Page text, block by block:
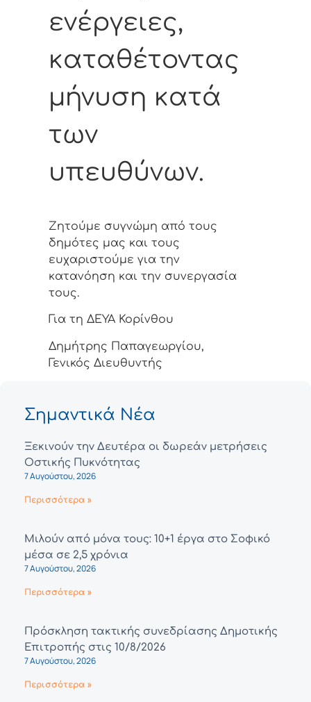
ενέργειες,
καταθέτοντας
μήνυση κατά
των
υπευθύνων.
Ζητούμε συγνώμη από τους
δημότες μας και τους
ευχαριστούμε για την
κατανόηση και την συνεργασία
τους.
Για τη ΔΕΥΑ Κορίνθου
Δημήτρης Παπαγεωργίου,
Γενικός Διευθυντής
Σημαντικά Νέα
Ξεκινούν την Δευτέρα οι δωρεάν μετρήσεις
Οστικής Πυκνότητας
7 Αυγούστου, 2026
Περισσότερα »
Μιλούν από μόνα τους: 10+1 έργα στο Σοφικό
μέσα σε 2,5 χρόνια
7 Αυγούστου, 2026
Περισσότερα »
Πρόσκληση τακτικής συνεδρίασης Δημοτικής
Επιτροπής στις 10/8/2026
7 Αυγούστου, 2026
Περισσότερα »